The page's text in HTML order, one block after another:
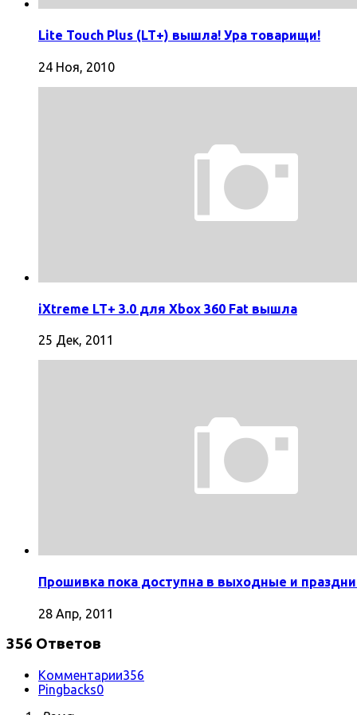
Lite Touch Plus (LT+) вышла! Ура товарищи!
24 Ноя, 2010
iXtreme LT+ 3.0 для Xbox 360 Fat вышла
25 Дек, 2011
Прошивка пока доступна в выходные и
28 Апр, 2011
356 Ответов
Комментарии356
Pingbacks0